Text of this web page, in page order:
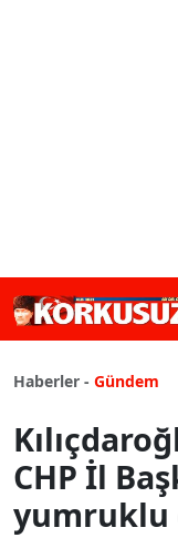
Haberler - Gündem
CHP İl
yumruklu